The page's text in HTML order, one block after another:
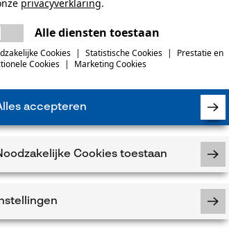
privacyverklaring.
Alle diensten toestaan
Cookies | Statistische Cookies |
Prestatie en
Cookies | Marketing Cookies
accepteren
Cookies toestaan
opnieuw te proberen.
mail